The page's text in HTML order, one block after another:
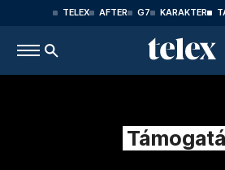
TELEX AFTER G7 KARAKTER